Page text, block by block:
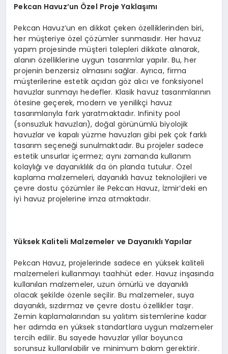
Pekcan Havuz’un Özel Proje Yaklaşımı
Pekcan Havuz’un en dikkat çeken özelliklerinden biri,
her müşteriye özel çözümler sunmasıdır. Her havuz
yapım projesinde müşteri talepleri dikkate alınarak,
alanın özelliklerine uygun tasarımlar yapılır. Bu, her
projenin benzersiz olmasını sağlar. Ayrıca, firma
müşterilerine estetik açıdan göz alıcı ve fonksiyonel
havuzlar sunmayı hedefler. Klasik havuz tasarımlarının
ötesine geçerek, modern ve yenilikçi havuz
tasarımlarıyla fark yaratmaktadır. Infinity pool
(sonsuzluk havuzları), doğal görünümlü biyolojik
havuzlar ve kapalı yüzme havuzları gibi pek çok farklı
tasarım seçeneği sunulmaktadır. Bu projeler sadece
estetik unsurlar içermez; aynı zamanda kullanım
kolaylığı ve dayanıklılık da ön planda tutulur. Özel
kaplama malzemeleri, dayanıklı havuz teknolojileri ve
çevre dostu çözümler ile Pekcan Havuz, İzmir’deki en
iyi havuz projelerine imza atmaktadır.
Yüksek Kaliteli Malzemeler ve Dayanıklı Yapılar
Pekcan Havuz, projelerinde sadece en yüksek kaliteli
malzemeleri kullanmayı taahhüt eder. Havuz inşasında
kullanılan malzemeler, uzun ömürlü ve dayanıklı
olacak şekilde özenle seçilir. Bu malzemeler, suya
dayanıklı, sızdırmaz ve çevre dostu özellikler taşır.
Zemin kaplamalarından su yalıtım sistemlerine kadar
her adımda en yüksek standartlara uygun malzemeler
tercih edilir. Bu sayede havuzlar yıllar boyunca
sorunsuz kullanılabilir ve minimum bakım gerektirir.